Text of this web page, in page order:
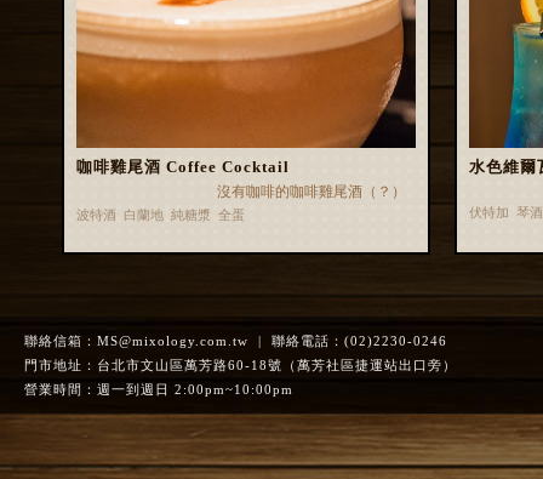
咖啡雞尾酒 Coffee Cocktail
沒有咖啡的咖啡雞尾酒（？）
波特酒 白蘭地 純糖漿 全蛋
水色維爾
伏特加 琴
聯絡信箱： MS@mixology.com.tw | 聯絡電話：(02)2230-0246
門市地址：台北市文山區萬芳路60-18號（萬芳社區捷運站出口旁）
營業時間：週一到週日 2:00pm~10:00pm